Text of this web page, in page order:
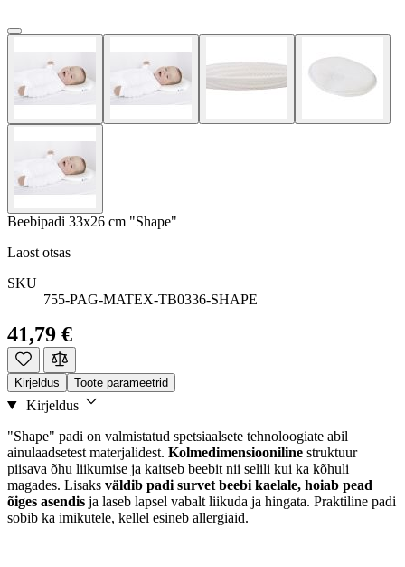
Beebipadi 33x26 cm "Shape"
Laost otsas
SKU
755-PAG-MATEX-TB0336-SHAPE
41,79 €
Kirjeldus Toote parameetrid
Kirjeldus
"Shape" padi on valmistatud spetsiaalsete tehnoloogiate abil
ainulaadsetest materjalidest. Kolmedimensiooniline struktuur
piisava õhu liikumise ja kaitseb beebit nii selili kui ka kõhuli
magades. Lisaks väldib padi survet beebi kaelale, hoiab pead
õiges asendis ja laseb lapsel vabalt liikuda ja hingata. Praktiline padi
sobib ka imikutele, kellel esineb allergiaid.